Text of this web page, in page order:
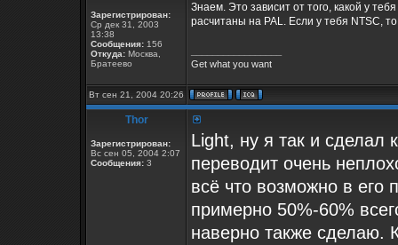
Зарегистрирован:
Ср дек 31, 2003
13:38
Сообщения: 156
Откуда: Москва,
Братеево
Знаем. Это зависит от того, какой у
расчитаны на PAL. Если у тебя NTSC,
Get what you want
Вт сен 21, 2004 20:26
Thor
Зарегистрирован:
Вс сен 05, 2004 2:07
Сообщения: 3
Light, ну я так и сделал
переводит очень
всё что возможно в его
примерно 50%-60%
наверно также сделаю.